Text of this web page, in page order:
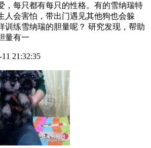
，每只都有每只的性格。有的雪纳瑞特
人会害怕，带出门遇见其他狗也会躲
训练雪纳瑞的胆量呢？ 研究发现，帮助
量有一
11 21:32:35